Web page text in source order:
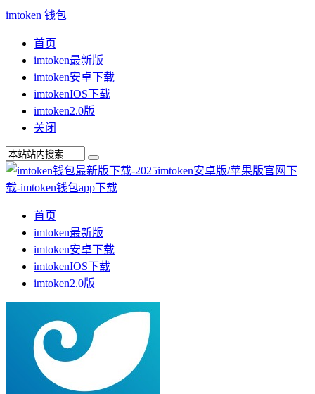
imtoken 钱包
首页
imtoken最新版
imtoken安卓下载
imtokenIOS下载
imtoken2.0版
关闭
首页
imtoken最新版
imtoken安卓下载
imtokenIOS下载
imtoken2.0版